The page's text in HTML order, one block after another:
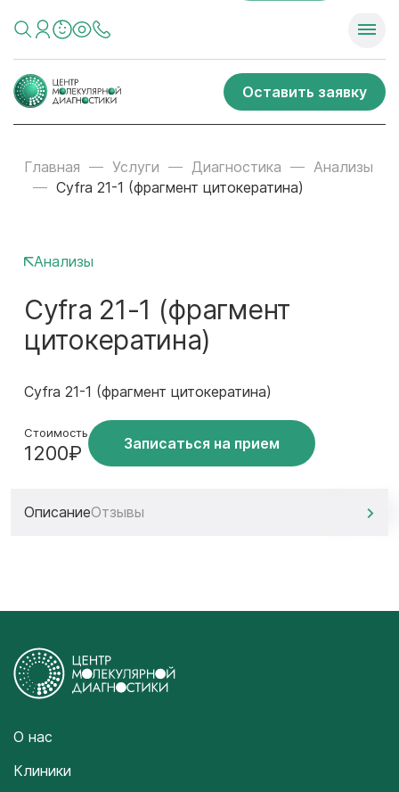
Оставить заявку
Главная Услуги Диагностика
Анализы
Cyfra 21-1 (фрагмент цитокератина)
Анализы
Cyfra 21-1 (фрагмент
цитокератина)
Cyfra 21-1 (фрагмент цитокератина)
Стоимость
1200₽ Записаться на прием
ОписаниеОтзывы
О нас
Клиники